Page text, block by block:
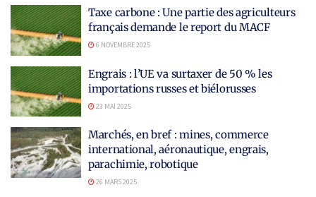
Taxe carbone : Une partie des agriculteurs
français demande le report du MACF
6 NOVEMBRE 2025
Engrais : l’UE va surtaxer de 50 % les
importations russes et biélorusses
23 MAI 2025
Marchés, en bref : mines, commerce
international, aéronautique, engrais,
parachimie, robotique
26 MARS 2025